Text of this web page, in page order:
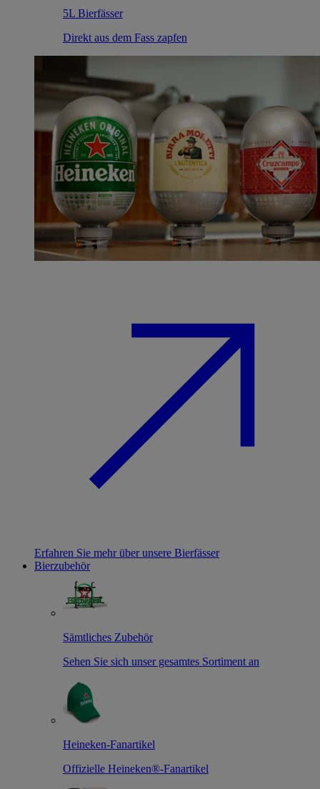
5L Bierfässer
Direkt aus dem Fass zapfen
Erfahren Sie mehr über unsere Bierfässer
Bierzubehör
Sämtliches Zubehör
Sehen Sie sich unser gesamtes Sortiment an
Heineken-Fanartikel
Offizielle Heineken®-Fanartikel